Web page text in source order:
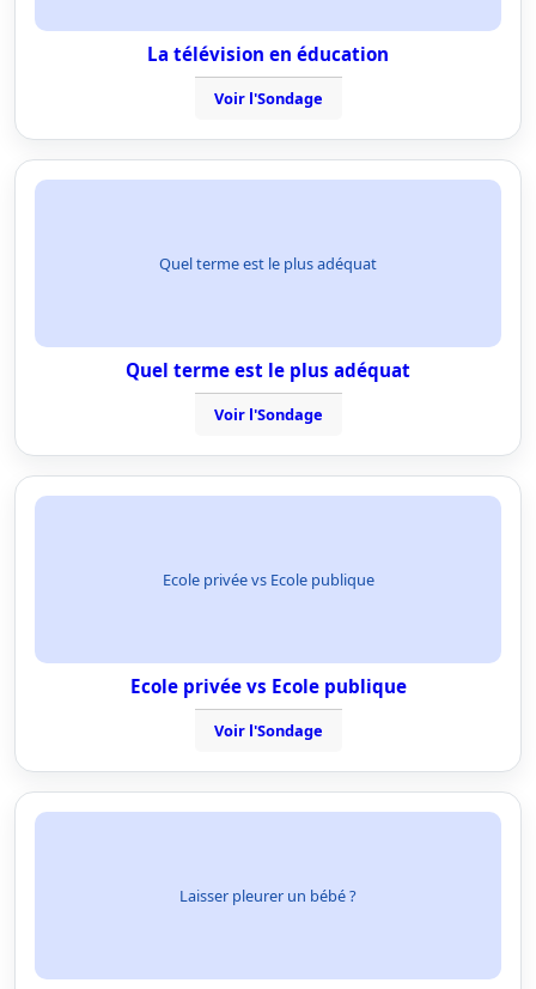
La télévision en éducation
Voir l'Sondage
Quel terme est le plus adéquat
Quel terme est le plus adéquat
Voir l'Sondage
Ecole privée vs Ecole publique
Ecole privée vs Ecole publique
Voir l'Sondage
Laisser pleurer un bébé ?